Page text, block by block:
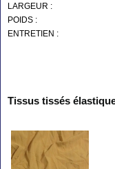
LARGEUR :
POIDS :
ENTRETIEN :
Tissus tissés